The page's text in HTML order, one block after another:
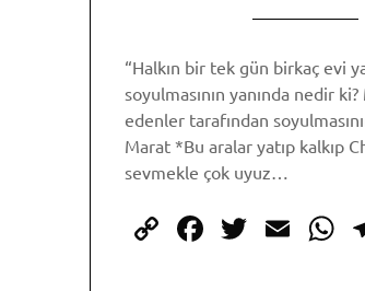
“Halkın bir tek gün birkaç evi
soyulmasının yanında nedir
edenler tarafından
Marat *Bu aralar yatıp kalkıp
sevmekle çok uyuz…
CopyFacebook
Twitter